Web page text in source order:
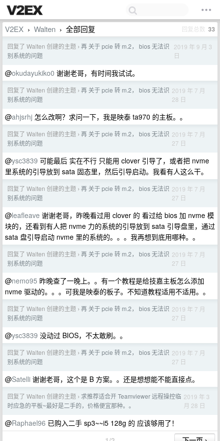
V2EX › Walten › 全部回复 回复总数 33
回复了 Walten 创建的主题 › 再 关于 pcie 转 m.2， bios 无法识
别系统的问题
2019 年 9 月 3
日
@okudayukiko0 谢谢老哥，有时间我试试。
回复了 Walten 创建的主题 › 再 关于 pcie 转 m.2， bios 无法识
别系统的问题
2019 年 7 月
28 日
@ahjsrhj 怎么改啊？求问一下，我是映泰 ta970 的主板。。
回复了 Walten 创建的主题 › 再 关于 pcie 转 m.2， bios 无法识
别系统的问题
2019 年 7 月
27 日
@ysc3839 可能最后 实在不行 只能用 clover 引导了，或者把 nvme
里系统的引导放到 sata 固态里，然后引导启动。我看有人这么干。
回复了 Walten 创建的主题 › 再 关于 pcie 转 m.2， bios 无法识
别系统的问题
2019 年 7 月
27 日
@leafleave 谢谢老哥，昨晚看过用 clover 的 看过给 bios 加 nvme 模
块的，还看到有人把 nvme 力的系统的引导放到 sata 引导盘里，通过
sata 盘引导启动 nvme 里的系统的。。。我再想到底用哪种。。
回复了 Walten 创建的主题 › 再 关于 pcie 转 m.2， bios 无法识
别系统的问题
2019 年 7 月
27 日
@nemo95 昨晚查了一晚上。。有一个教程是给技嘉主板怎么添加
nvme 驱动的。。。可我是映泰的板子。不知道教程适用不适用。。
回复了 Walten 创建的主题 › 再 关于 pcie 转 m.2， bios 无法识
别系统的问题
2019 年 7 月
27 日
@ysc3839 没动过 BIOS，不太敢刷。。
回复了 Walten 创建的主题 › 再 关于 pcie 转 m.2， bios 无法识
别系统的问题
2019 年 7 月
27 日
@Satelli 谢谢老哥，这个是 B 方案。。还是想想能不能直接点。
回复了 Walten 创建的主题 › 求推荐适合开 Teamviewer 远程操控临
时应急的平板~最好是二手的，价格便宜那种。。
2019 年 3
月 28 日
@Raphael96 已购入二手 sp3~~i5 128g 的 应该够用了！